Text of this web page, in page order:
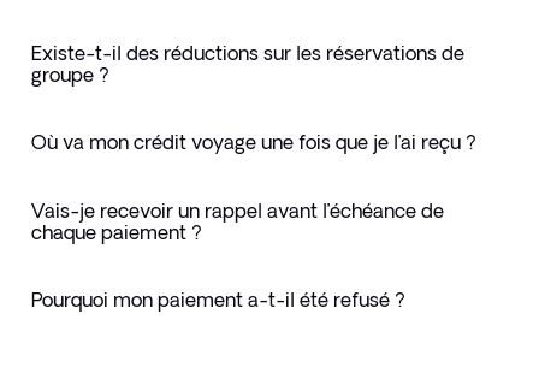
Existe-t-il des réductions sur les réservations de
groupe ?
Où va mon crédit voyage une fois que je l’ai reçu ?
Vais-je recevoir un rappel avant l’échéance de
chaque paiement ?
Pourquoi mon paiement a-t-il été refusé ?